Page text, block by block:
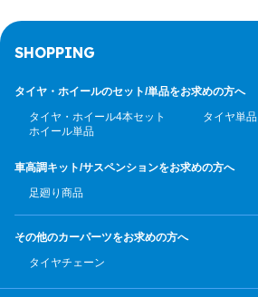
SHOPPING
タイヤ・ホイールのセット/単品をお求めの方へ
タイヤ・ホイール4本セット
タイヤ単品
ホイール単品
車高調キット/サスペンションをお求めの方へ
足廻り商品
その他のカーパーツをお求めの方へ
タイヤチェーン